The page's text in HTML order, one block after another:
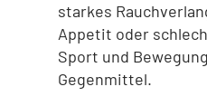
starkes
Appetit oder
Sport und
Gegenmittel.